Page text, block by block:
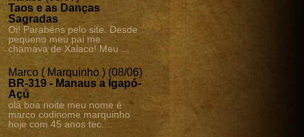
Taos e as Danças
Sagradas
Oi! Parabéns pelo site. Desde
pequeno meu pai me
chamava de Xalaco! Meu ...
Marco ( Marquinho ) (08/06)
BR-319 - Manaus a Igapó-
Açú
olá boa noite meu nome é
marco codinome marquinho
hoje com 45 anos tec....